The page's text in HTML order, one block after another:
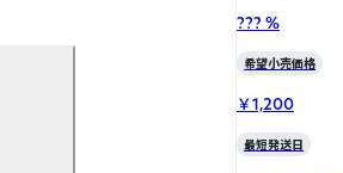
??? %
希望小売価格
￥1,200
最短発送日